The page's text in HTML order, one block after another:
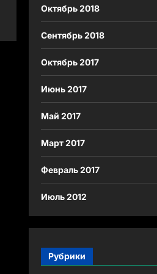
Октябрь 2018
Сентябрь 2018
Октябрь 2017
Июнь 2017
Май 2017
Март 2017
Февраль 2017
Июль 2012
Рубрики